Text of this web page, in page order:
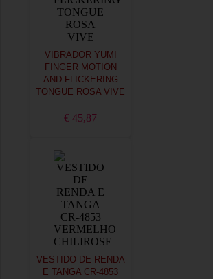
VIBRADOR YUMI
FINGER MOTION
AND FLICKERING
TONGUE ROSA VIVE
€ 45,87
VESTIDO DE RENDA
E TANGA CR-4853